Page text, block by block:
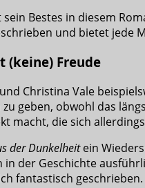
sein Bestes in diesem
und bietet jede
(keine) Freude
Christina Vale
geben, obwohl das
macht, die sich
der Dunkelheitein
in der Geschichte
fantastisch geschrieben.